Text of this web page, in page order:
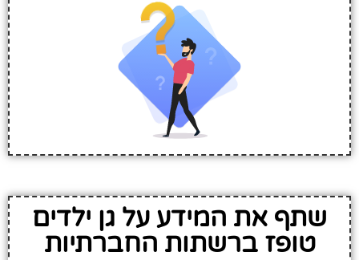
שתף את המידע על גן ילדים
טופז ברשתות החברתיות